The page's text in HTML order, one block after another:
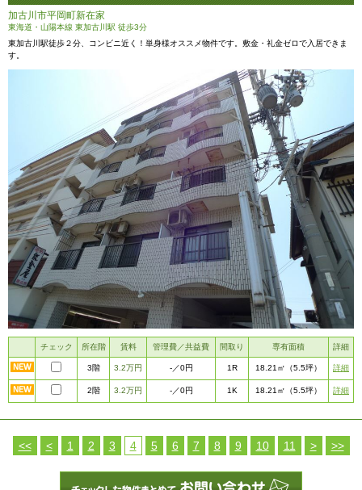
加古川市平岡町新在家
東海道・山陽本線 東加古川駅 徒歩3分
東加古川駅徒歩２分、コンビニ近く！単身様オススメ物件です。敷金・礼金ゼロで入居できま
す。
チェック 所在階 賃料 管理費／共益費 間取り 専有面積 詳細
3階 3.2万円 -／0円 1R 18.21㎡ （5.5坪） 詳細
2階 3.2万円 -／0円 1K 18.21㎡ （5.5坪） 詳細
<< < 1 2 3 4 5 6 7 8 9 10 11 > >>